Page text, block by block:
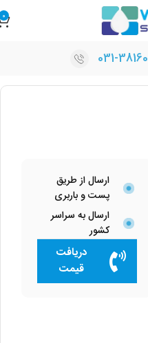
0
031-38160
ارسال از طریق
پست و باربری
ارسال به سراسر
کشور
دریافت
قیمت